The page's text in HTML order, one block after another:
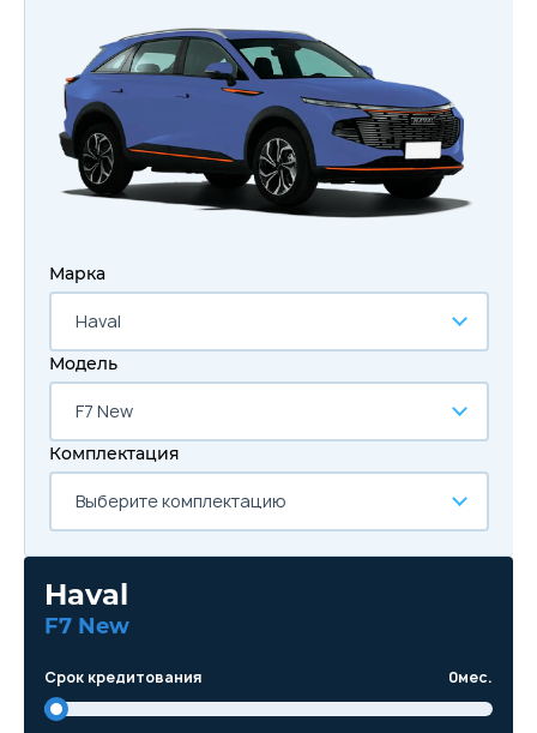
Марка
Haval
Модель
F7 New
Комплектация
Выберите комплектацию
Haval
F7 New
Срок кредитования 0мес.